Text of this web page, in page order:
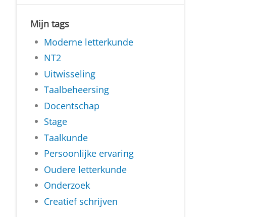
Mijn tags
Moderne letterkunde
NT2
Uitwisseling
Taalbeheersing
Docentschap
Stage
Taalkunde
Persoonlijke ervaring
Oudere letterkunde
Onderzoek
Creatief schrijven